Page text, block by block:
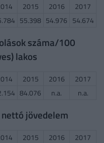
2015 2016
2017
55.398 54.976 54.674
száma/100
lakos
2015 2016
2017
84.076 n.a. n.a.
jövedelem
2015 2016
2017